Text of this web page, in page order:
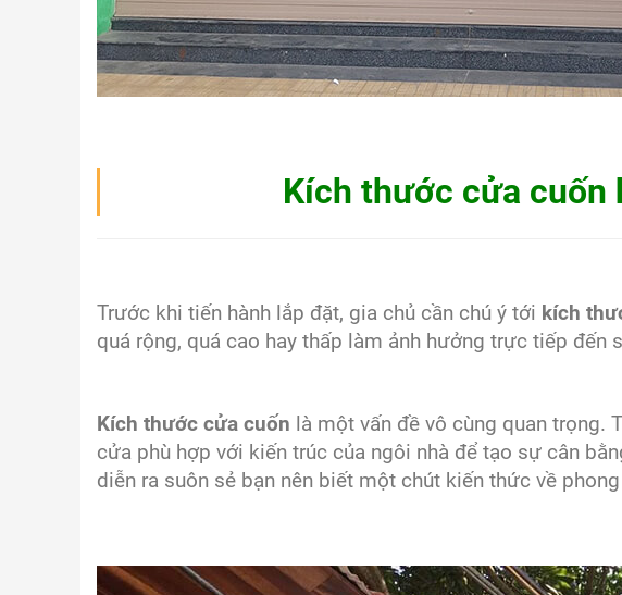
Kích thước cửa cuốn
Trước khi tiến hành lắp đặt, gia chủ cần chú ý tới kích
quá rộng, quá cao hay thấp làm ảnh hưởng trực tiếp đến
Kích thước cửa cuốn là một vấn đề vô cùng quan trọng.
cửa phù hợp với kiến trúc của ngôi nhà để tạo sự cân
diễn ra suôn sẻ bạn nên biết một chút kiến thức về